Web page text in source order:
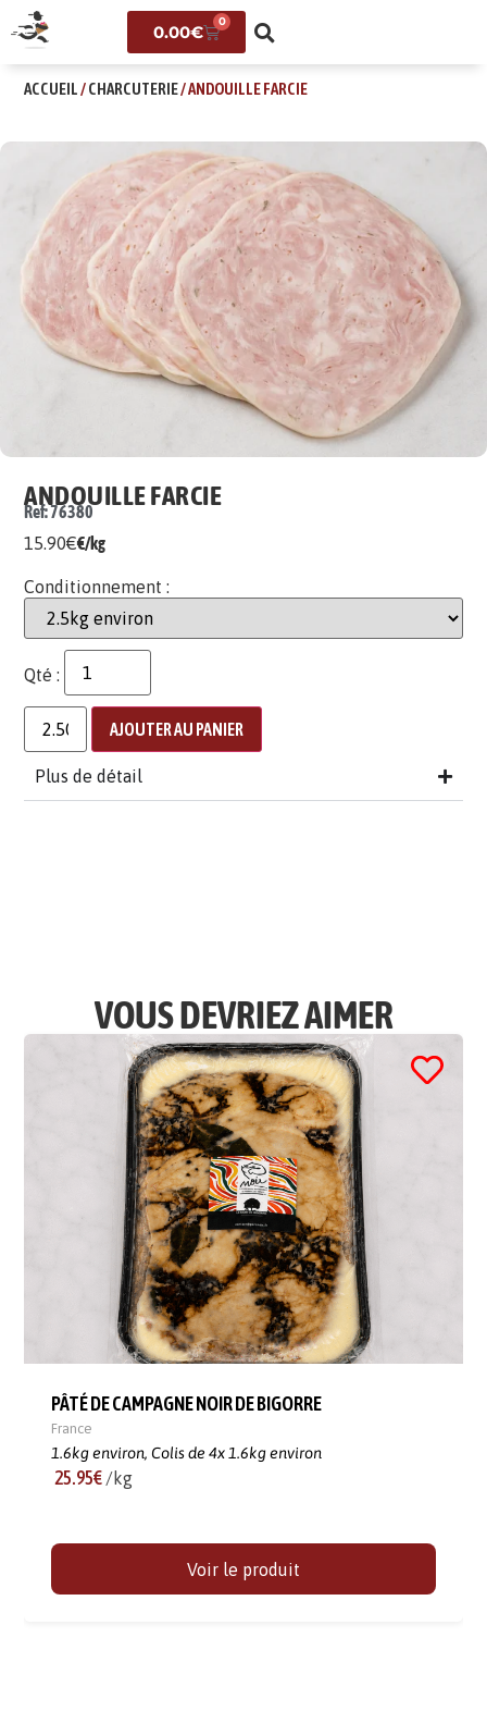
0.00€
0
ACCUEIL/CHARCUTERIE/ ANDOUILLE FARCIE
ANDOUILLE FARCIE
Ref: 76380
15.90€€/kg
Conditionnement :
Qté :
AJOUTER AU PANIER
Plus de détail
VOUS DEVRIEZ AIMER
PÂTÉ DE CAMPAGNE NOIR DE BIGORRE
France
1.6kg environ, Colis de 4x 1.6kg environ
25.95€ /kg
Voir le produit